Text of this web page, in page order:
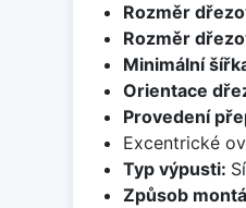
Rozměr
Rozměr
Minimální
Orientace
Provedení
Excentrické
Typ výpusti:
Způsob